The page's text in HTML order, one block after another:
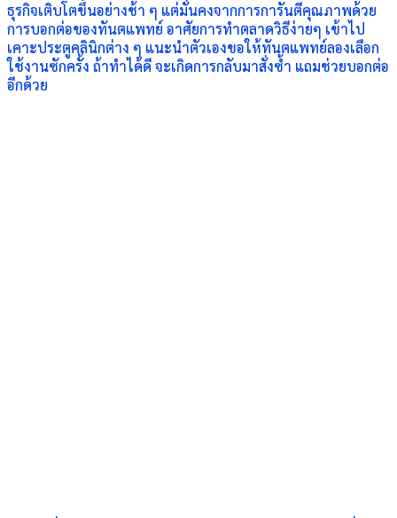
ธุรกิจเติบโตขึ้นอย่างช้า ๆ แต่มั่นคงจากการการันตีคุณภาพด้วย
การบอกต่อของทันตแพทย์ อาศัยการทำตลาดวิธีง่ายๆ เข้าไป
เคาะประตูคลินิกต่าง ๆ แนะนำตัวเองขอให้ทันตแพทย์ลองเลือก
ใช้งานซักครั้ง ถ้าทำได้ดี จะเกิดการกลับมาสั่งซ้ำ แถมช่วยบอกต่อ
อีกด้วย